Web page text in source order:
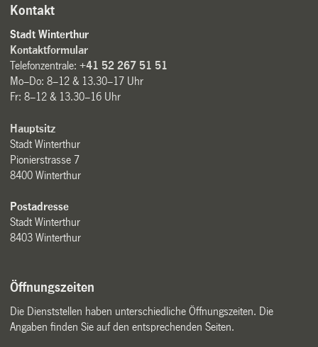
Kontakt
Stadt Winterthur
Kontaktformular
Telefonzentrale:+41 52 267 51 51
Mo–Do: 8–12 & 13.30–17 Uhr
Fr: 8–12 & 13.30–16 Uhr
Hauptsitz
Stadt Winterthur
Pionierstrasse 7
8400 Winterthur
Postadresse
Stadt Winterthur
8403 Winterthur
Öffnungszeiten
Die Dienststellen haben unterschiedliche Öffnungszeiten. Die
Angaben finden Sie auf den entsprechenden Seiten.